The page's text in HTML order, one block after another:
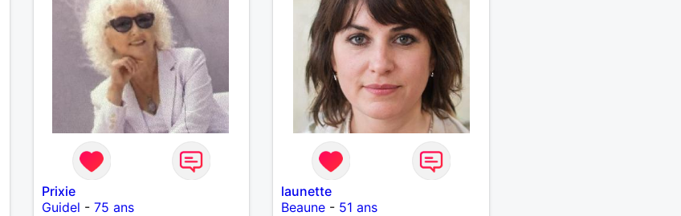
Prixie
Guidel - 75 ans
launette
Beaune - 51 ans